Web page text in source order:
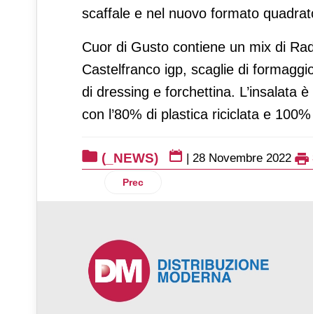
scaffale e nel nuovo formato
Cuor di Gusto contiene un mix di
Castelfranco igp, scaglie di
di dressing e forchettina. L’insalata
con l’80% di plastica riciclata e
(_NEWS) | 28 Novembre 2022
Articolo precedente: L’Aceto
Prec